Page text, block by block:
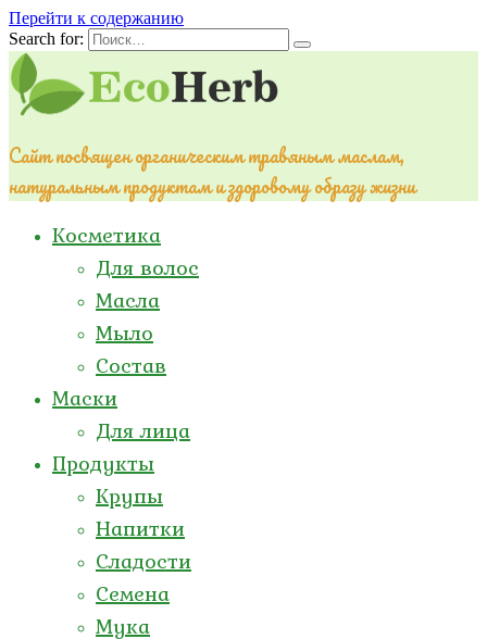
Перейти к содержанию
Search for:
Сайт посвящен органическим травяным маслам,
натуральным продуктам и здоровому образу жизни
Косметика
Для волос
Масла
Мыло
Состав
Маски
Для лица
Продукты
Крупы
Напитки
Сладости
Семена
Мука